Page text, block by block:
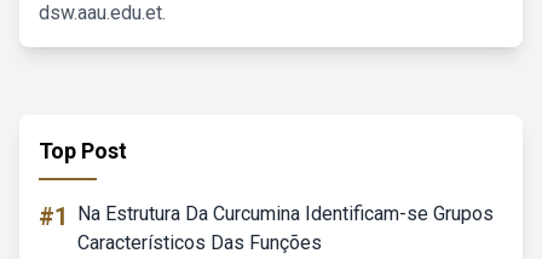
dsw.aau.edu.et.
Top Post
#1
Na Estrutura Da Curcumina Identificam-se Grupos
Característicos Das Funções